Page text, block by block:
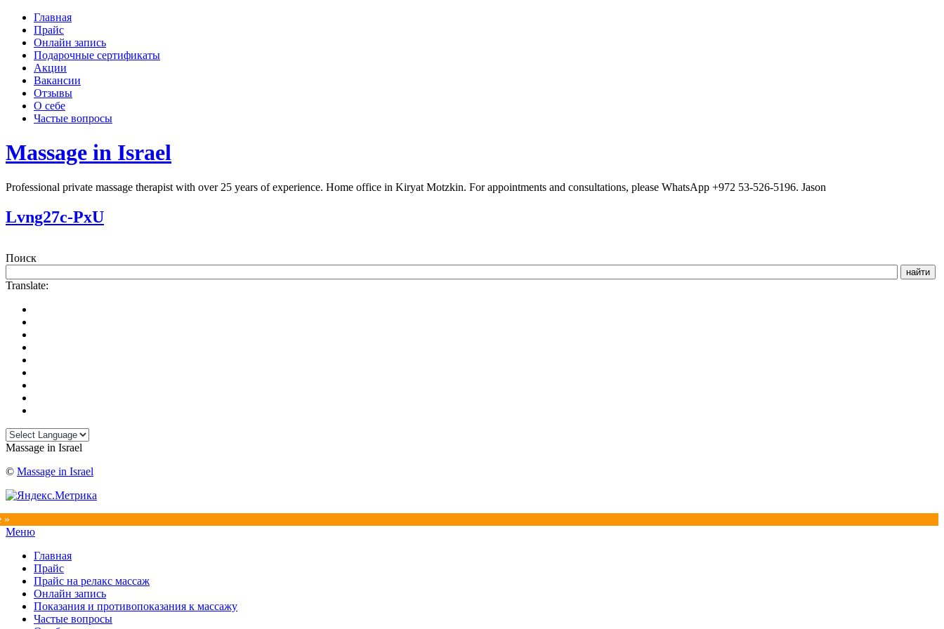
Главная
Прайс
Онлайн запись
Подарочные сертификаты
Акции
Вакансии
Отзывы
О себе
Частые вопросы
Massage in Israel
Professional private massage therapist with over 25 years of experience. Home office in Kiryat Motzkin. For appointments and consultations, please WhatsApp +972 53-526-5196. Jason
Lvng27c-PxU
Поиск
Translate:
Massage in Israel
© Massage in Israel
»
Прокрутка
Меню
Главная
Прайс
Прайс на релакс массаж
Онлайн запись
Показания и противопоказания к массажу
Частые вопросы